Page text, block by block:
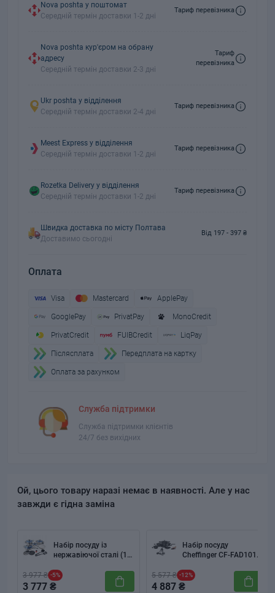
Nova poshta у поштомат
Середній термін доставки 1-2 дні
Тариф перевізника
Nova poshta кур'єром на обрану
адресу
Середній термін доставки 2-3 дні
Тариф
перевізника
Ukr poshta у відділення
Середній термін доставки 2-4 дні
Тариф перевізника
Meest Express у відділення
Середній термін доставки 1-2 дні
Тариф перевізника
Rozetka Delivery у відділення
Середній термін доставки 1-2 дні
Тариф перевізника
Швидка доставка по місту Полтава
Доставимо сьогодні
Від 197 - 397 ₴
Оплата
Visa Mastercard ApplePay
GooglePay PrivatPay MonoCredit
PrivatCredit FUIBCredit LiqPay
Пiслясплата Передплата на картку
Оплата за рахунком
Служба підтримки
Служба підтримки клієнтів
24/7 без вихідних
Ой, цього товару наразі немає в наявності. Але у нас
завжди є гідна заміна
Набір посуду із
нержавіючої сталі (16
RL-16RGNM
3 977 ₴ -5%
3 777 ₴
Набір посуду
Cheffinger CF-FAD1010
5 577 ₴ -12%
4 887 ₴